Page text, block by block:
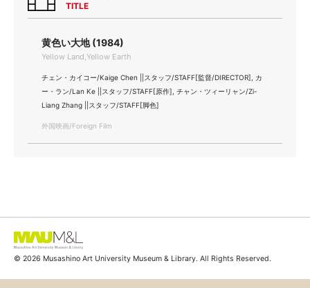
TITLE
黄色い大地 (1984)
Yellow Land,Yellow Earth
チェン・カイコー/Kaige Chen ||スタッフ/STAFF[監督/DIRECTOR], カ
ー・ラン/Lan Ke ||スタッフ/STAFF[原作], チャン・ツィーリャン/Zi-
Liang Zhang ||スタッフ/STAFF[脚色]
外国映画/Foreign Film
© 2026 Musashino Art University Museum & Library. All Rights Reserved.